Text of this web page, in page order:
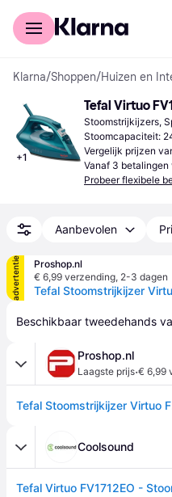
Voor shoppers
Klarna/Shoppen/Huizen en
+1
Tefal Virtuo
Stoomstrijkijzers,
Stoomcapaciteit:
Vergelijk prijzen
Vanaf 3 betalingen
Probeer flexibele
Aanbevolen
advertentie
Proshop.nl
€ 6,99 verzending, 2-3 dagen
Beschikbaar tweedehands
Proshop.nl
Laagste prijs·€ 6,99
Coolsound
Tefal Virtuo FV1712EO -